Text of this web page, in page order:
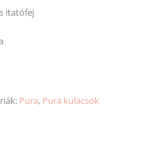
itatófej
Pura, Pura kulacsok